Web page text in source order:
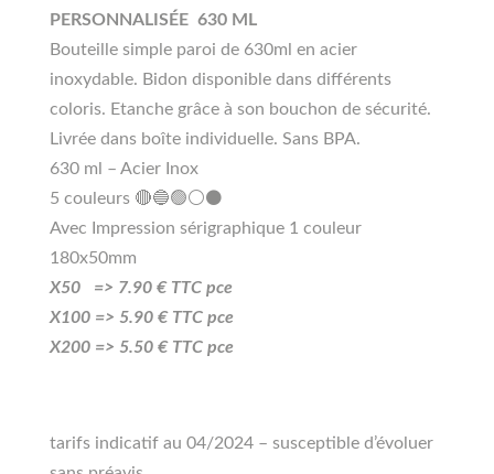
PERSONNALISÉE 630 ML
Bouteille simple paroi de 630ml en acier
inoxydable. Bidon disponible dans différents
coloris. Etanche grâce à son bouchon de sécurité.
Livrée dans boîte individuelle. Sans BPA.
630 ml – Acier Inox
5 couleurs 🔴🔵🟢⚪⚫
Avec Impression sérigraphique 1 couleur
180x50mm
X50 => 7.90 € TTC pce
X100 => 5.90 € TTC pce
X200 => 5.50 € TTC pce
tarifs indicatif au 04/2024 – susceptible d’évoluer